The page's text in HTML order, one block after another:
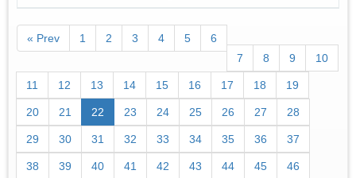
« Prev 1 2 3 4 5
6
7
8 9 10
11 12 13 14 15 16 17 18 19
20 21 22 23 24 25 26 27 28
29 30 31 32 33 34 35 36 37
38 39 40 41 42 43 44 45 46